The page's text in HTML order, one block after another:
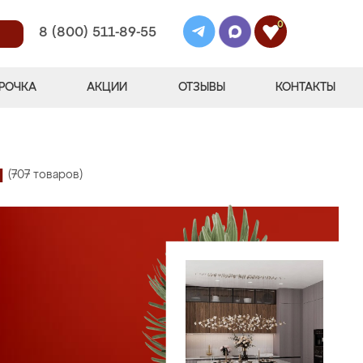
8 (800) 511-89-55
0
АКЦИИ ОТЗЫВЫ КОНТАКТЫ
(707 товаров)